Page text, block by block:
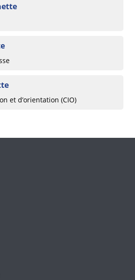
et d’orientation (CIO)